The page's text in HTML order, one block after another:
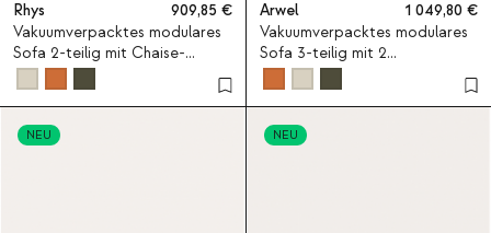
Rhys
909,85
Vakuumverpacktes modulares
Sofa 2-teilig mit Chaise-
Pouf-Modul aus Stoff Rhys
Arwel
1 049,80
Vakuumverpacktes modulares
Sofa 3-teilig mit 2
Eckmodulen, Mittelmodul und
Pouf-Modul aus Stoff Rhys
NEU NEU